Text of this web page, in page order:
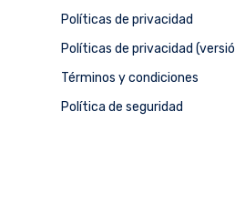
Políticas de privacidad
Políticas de privacidad
Términos y condiciones
Política de seguridad